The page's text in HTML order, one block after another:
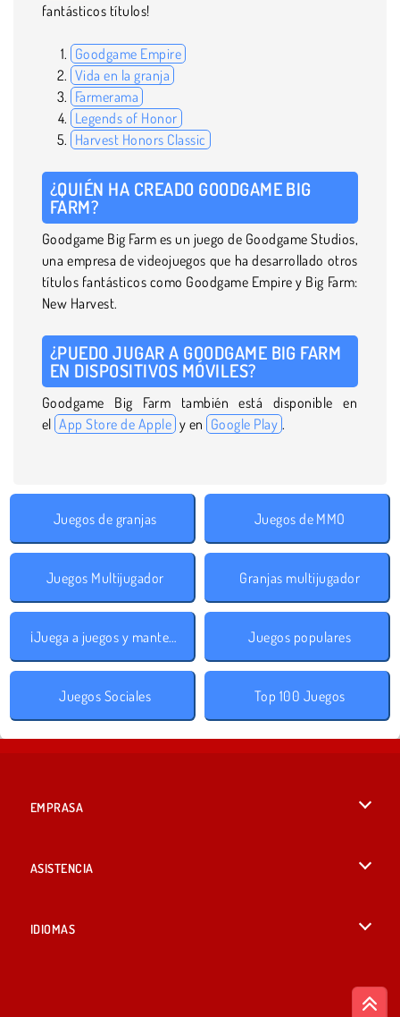
fantásticos títulos!
Goodgame Empire
Vida en la granja
Farmerama
Legends of Honor
Harvest Honors Classic
¿QUIÉN HA CREADO GOODGAME BIG
FARM?
Goodgame Big Farm es un juego de Goodgame Studios,
una empresa de videojuegos que ha desarrollado otros
títulos fantásticos como Goodgame Empire y Big Farm:
New Harvest.
¿PUEDO JUGAR A GOODGAME BIG FARM
EN DISPOSITIVOS MÓVILES?
Goodgame Big Farm también está disponible en
el App Store de Apple y en Google Play .
Juegos de granjas Juegos de MMO
Juegos Multijugador Granjas multijugador
¡Juega a juegos y mantente a salvo! Juegos populares
Juegos Sociales Top 100 Juegos
EMPRASA
ASISTENCIA
IDIOMAS